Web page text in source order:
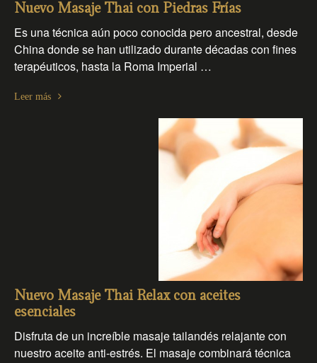
Nuevo Masaje Thai con Piedras Frías
Es una técnica aún poco conocida pero ancestral, desde
China donde se han utilizado durante décadas con fines
terapéuticos, hasta la Roma Imperial …
Leer más
Nuevo Masaje Thai Relax con aceites
esenciales
Disfruta de un increíble masaje tailandés relajante con
nuestro aceite anti-estrés. El masaje combinará técnica